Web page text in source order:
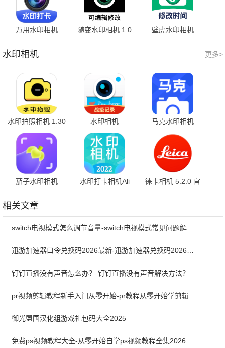
万用水印相机
随变水印相机 1.0
壁虎水印相机
更多>
水印相机
水印拍照相机 1.30
最新版
水印相机
4.3.4.685
马克水印相机
茄子水印相机
水印打卡相机Ali
徕卡相机 5.2.0 官
相关文章
switch电视模式怎么调节音量-switch电视模式常见问题解决方案
钉钉直播没有声音怎么办？ 钉钉直播没有声音解决方法？
pr视频剪辑教程新手入门从零开始-pr教程从零开始学剪辑全集免费
御光盟国汉化组游戏礼包码大全2025